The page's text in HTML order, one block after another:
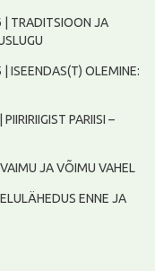
| TRADITSIOON JA
ISEENDAS(T) OLEMINE:
PARIISI –
JA VÕIMU VAHEL
ENNE JA